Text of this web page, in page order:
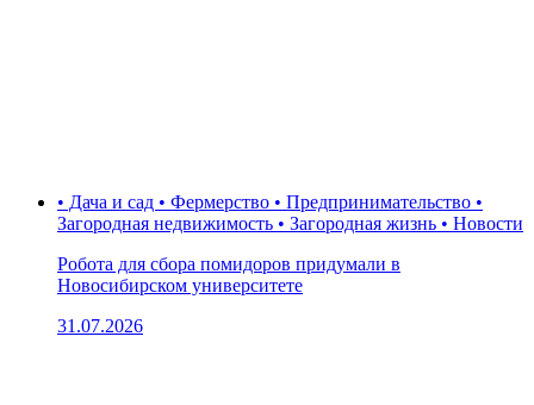
• Дача и сад • Фермерство • Предпринимательство •
Загородная недвижимость • Загородная жизнь • Новости
Робота для сбора помидоров придумали в
Новосибирском университете
31.07.2026